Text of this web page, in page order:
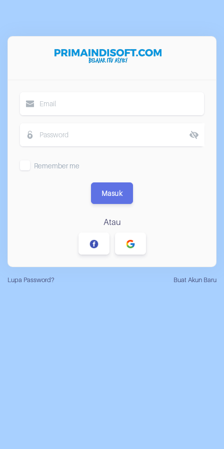
Remember me
Masuk
Atau
Lupa Password? Buat Akun Baru